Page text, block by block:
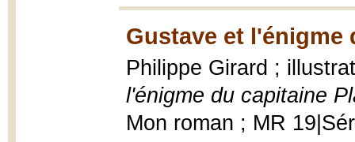
Gustave et l'énigme
Philippe Girard ;
l'énigme du capitaine
Mon roman ; MR